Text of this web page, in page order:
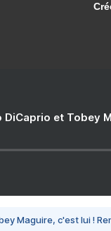
DiCaprio et Tobey
Maguire, c'est lui !